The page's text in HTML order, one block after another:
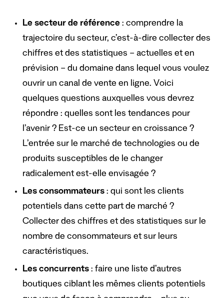
Le secteur de référence : comprendre la
trajectoire du secteur, c’est-à-dire collecter des
chiffres et des statistiques – actuelles et en
prévision – du domaine dans lequel vous voulez
ouvrir un canal de vente en ligne. Voici
quelques questions auxquelles vous devrez
répondre : quelles sont les tendances pour
l’avenir ? Est-ce un secteur en croissance ?
L’entrée sur le marché de technologies ou de
produits susceptibles de le changer
radicalement est-elle envisagée ?
Les consommateurs : qui sont les clients
potentiels dans cette part de marché ?
Collecter des chiffres et des statistiques sur le
nombre de consommateurs et sur leurs
caractéristiques.
Les concurrents : faire une liste d’autres
boutiques ciblant les mêmes clients potentiels